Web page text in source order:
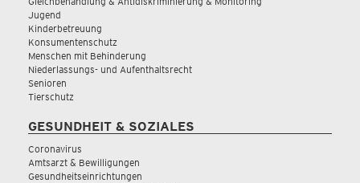
Jugend
Kinderbetreuung
Konsumentenschutz
Menschen mit Behinderung
Niederlassungs- und Aufenthaltsrecht
Senioren
Tierschutz
GESUNDHEIT & SOZIALES
Coronavirus
Amtsarzt & Bewilligungen
Gesundheitseinrichtungen